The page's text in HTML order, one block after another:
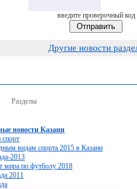
введите проверочный код
Другие новости
Разделы
новости Казани
спорт
видам спорта 2015 в Казани
2013
мира по футболу 2018
2011